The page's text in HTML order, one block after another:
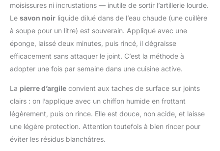
brosse de nettoyage pour joints est équipée d'un manche de 11
cm facile à saisir, offrant une prise confortable pour un
nettoyage sans effort. L'extrémité avant de la brosse de
nettoyage des joints est inclinée à 15°, ce qui permet un
vous pouvez facilement atteindre les zones difficiles d'accès
et les coins étroits./Brosse de nettoyage 【Polyvalent】 Les
brosses de nettoyage pour joints peuvent être utilisées pour
nettoyer les cuisines, les salles de bains, les toilettes, les
coins, les robinets, toutes les joints de carrelage, les bords
les rainures des fenêtres, les tables et chaises de jardin,
voiture, les bords des toilettes, les portes de douche et les
joints de sol, ainsi que comme brosse pour les accessoires de
salle de bains dans les petits espaces./Brosse de nettoyage
moisissures ni incrustations — inutile de sortir l’artillerie lourde.
Le savon noir liquide dilué dans de l’eau chaude (une cuillère
à soupe pour un litre) est souverain. Appliqué avec une
éponge, laissé deux minutes, puis rincé, il dégraisse
efficacement sans attaquer le joint. C’est la méthode à
adopter une fois par semaine dans une cuisine active.
La pierre d’argile convient aux taches de surface sur joints
clairs : on l’applique avec un chiffon humide en frottant
légèrement, puis on rince. Elle est douce, non acide, et laisse
une légère protection. Attention toutefois à bien rincer pour
éviter les résidus blanchâtres.